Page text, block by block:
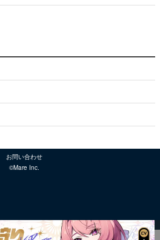
お問い合わせ
©Mare Inc.